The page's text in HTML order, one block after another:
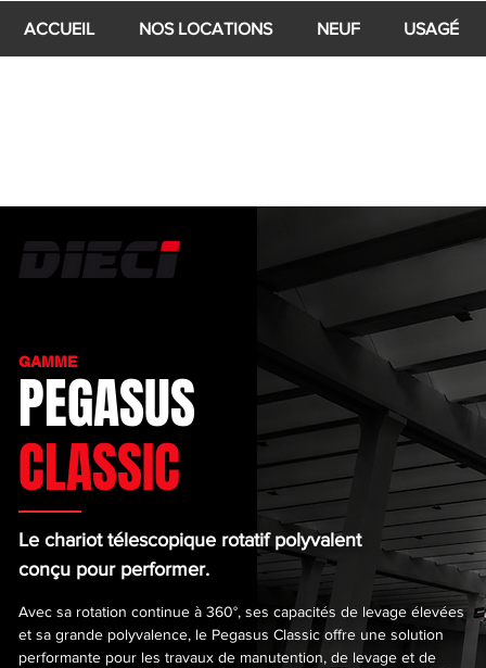
ACCUEIL NOS LOCATIONS NEUF USAGÉ
GAMME
PEGASUS
CLASSIC
Le chariot télescopique rotatif polyvalent
conçu pour performer.
Avec sa rotation continue à 360°, ses capacités de levage élevées
et sa grande polyvalence, le Pegasus Classic offre une solution
performante pour les travaux de manutention, de levage et de